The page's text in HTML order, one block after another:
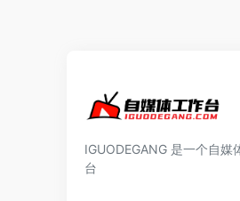
IGUODEGANG 是一个自
台